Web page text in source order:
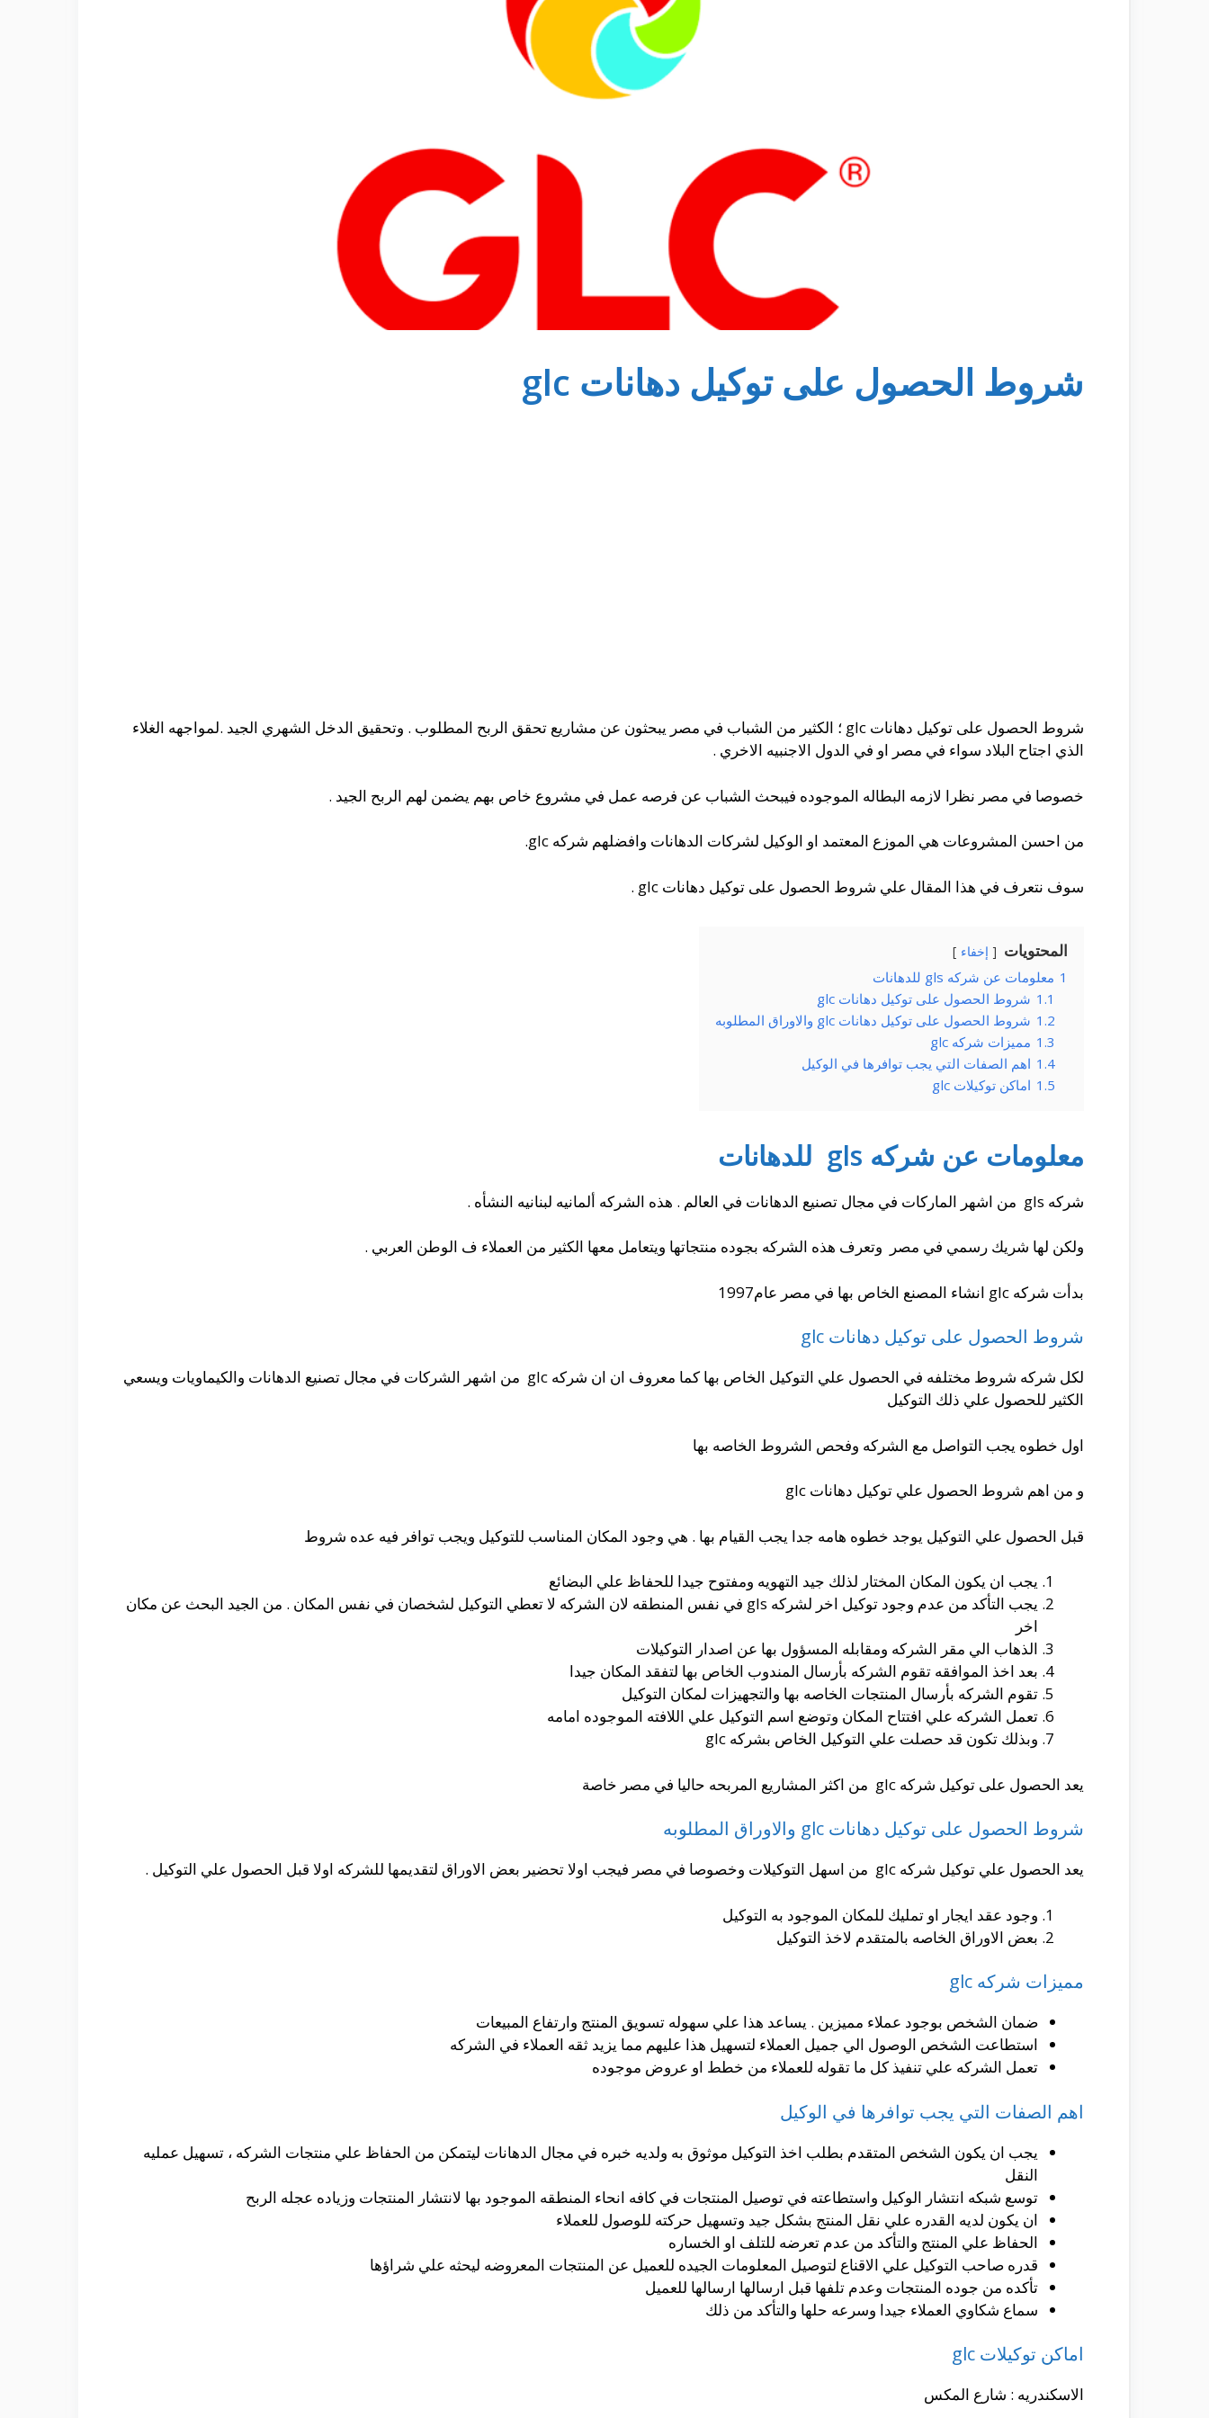
شروط الحصول على توكيل دهانات glc
شروط الحصول على توكيل دهانات glc ؛ الكثير من الشباب في مصر يبحثون عن مشاريع تحقق الربح المطلوب . وتحقيق الدخل الشهري الجيد .لمواجهه الغلاء
الذي اجتاح البلاد سواء في مصر او في الدول الاجنبيه الاخري .
خصوصا في مصر نظرا لازمه البطاله الموجوده فيبحث الشباب عن فرصه عمل في مشروع خاص بهم يضمن لهم الربح الجيد .
من احسن المشروعات هي الموزع المعتمد او الوكيل لشركات الدهانات وافضلهم شركه glc.
سوف نتعرف في هذا المقال علي شروط الحصول على توكيل دهانات glc .
المحتويات إخفاء
1 معلومات عن شركه gls للدهانات
1.1 شروط الحصول على توكيل دهانات glc
1.2 شروط الحصول على توكيل دهانات glc والاوراق المطلوبه
1.3 مميزات شركه glc
1.4 اهم الصفات التي يجب توافرها في الوكيل
1.5 اماكن توكيلات glc
معلومات عن شركه gls للدهانات
شركه gls من اشهر الماركات في مجال تصنيع الدهانات في العالم . هذه الشركه ألمانيه لبنانيه النشأه .
ولكن لها شريك رسمي في مصر وتعرف هذه الشركه بجوده منتجاتها ويتعامل معها الكثير من العملاء ف الوطن العربي .
بدأت شركه glc انشاء المصنع الخاص بها في مصر عام1997
شروط الحصول على توكيل دهانات glc
لكل شركه شروط مختلفه في الحصول علي التوكيل الخاص بها كما معروف ان ان شركه glc من اشهر الشركات في مجال تصنيع الدهانات والكيماويات ويسعي
الكثير للحصول علي ذلك التوكيل
اول خطوه يجب التواصل مع الشركه وفحص الشروط الخاصه بها
و من اهم شروط الحصول علي توكيل دهانات glc
قبل الحصول علي التوكيل يوجد خطوه هامه جدا يجب القيام بها . هي وجود المكان المناسب للتوكيل ويجب توافر فيه عده شروط
يجب ان يكون المكان المختار لذلك جيد التهويه ومفتوح جيدا للحفاظ علي البضائع
يجب التأكد من عدم وجود توكيل اخر لشركه gls في نفس المنطقه لان الشركه لا تعطي التوكيل لشخصان في نفس المكان . من الجيد البحث عن مكان
اخر
الذهاب الي مقر الشركه ومقابله المسؤول بها عن اصدار التوكيلات
بعد اخذ الموافقه تقوم الشركه بأرسال المندوب الخاص بها لتفقد المكان جيدا
تقوم الشركه بأرسال المنتجات الخاصه بها والتجهيزات لمكان التوكيل
تعمل الشركه علي افتتاح المكان وتوضع اسم التوكيل علي اللافته الموجوده امامه
وبذلك تكون قد حصلت علي التوكيل الخاص بشركه glc
يعد الحصول على توكيل شركه glc من اكثر المشاريع المربحه حاليا في مصر خاصة
شروط الحصول على توكيل دهانات glc والاوراق المطلوبه
يعد الحصول علي توكيل شركه glc من اسهل التوكيلات وخصوصا في مصر فيجب اولا تحضير بعض الاوراق لتقديمها للشركه اولا قبل الحصول علي التوكيل .
وجود عقد ايجار او تمليك للمكان الموجود به التوكيل
بعض الاوراق الخاصه بالمتقدم لاخذ التوكيل
مميزات شركه glc
ضمان الشخص بوجود عملاء مميزين . يساعد هذا علي سهوله تسويق المنتج وارتفاع المبيعات
استطاعت الشخص الوصول الي جميل العملاء لتسهيل هذا عليهم مما يزيد ثقه العملاء في الشركه
تعمل الشركه علي تنفيذ كل ما تقوله للعملاء من خطط او عروض موجوده
اهم الصفات التي يجب توافرها في الوكيل
يجب ان يكون الشخص المتقدم بطلب اخذ التوكيل موثوق به ولديه خبره في مجال الدهانات ليتمكن من الحفاظ علي منتجات الشركه ، تسهيل عمليه
النقل
توسع شبكه انتشار الوكيل واستطاعته في توصيل المنتجات في كافه انحاء المنطقه الموجود بها لانتشار المنتجات وزياده عجله الربح
ان يكون لديه القدره علي نقل المنتج بشكل جيد وتسهيل حركته للوصول للعملاء
الحفاظ علي المنتج والتأكد من عدم تعرضه للتلف او الخساره
قدره صاحب التوكيل علي الاقناع لتوصيل المعلومات الجيده للعميل عن المنتجات المعروضه ليحثه علي شراؤها
تأكده من جوده المنتجات وعدم تلفها قبل ارسالها ارسالها للعميل
سماع شكاوي العملاء جيدا وسرعه حلها والتأكد من ذلك
اماكن توكيلات glc
الاسكندريه : شارع المكس